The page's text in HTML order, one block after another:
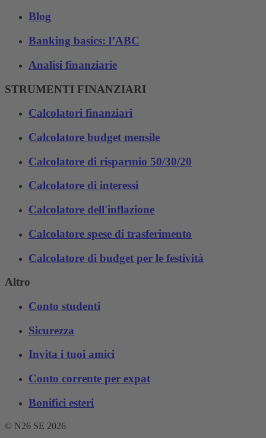
Blog
Banking basics: l’ABC
Analisi finanziarie
STRUMENTI FINANZIARI
Calcolatori finanziari
Calcolatore budget mensile
Calcolatore di risparmio 50/30/20
Calcolatore di interessi
Calcolatore dell'inflazione
Calcolatore spese di trasferimento
Calcolatore di budget per le festività
Altro
Conto studenti
Sicurezza
Invita i tuoi amici
Conto corrente per expat
Bonifici esteri
© N26 SE 2026